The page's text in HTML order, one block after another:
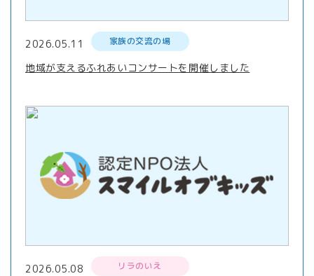
2026.05.11 家族の交流の場
地域が支えるふれあいコンサートを開催しました
2026.05.08 リラのいえ